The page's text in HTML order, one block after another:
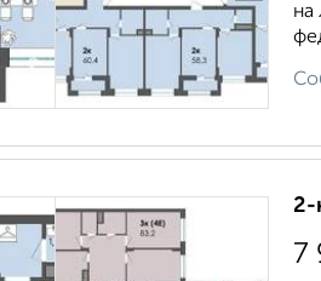
на
2-
7